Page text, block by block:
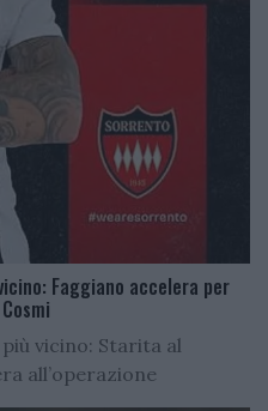
Faggiano accelera per
vicino: Starita al
all’operazione